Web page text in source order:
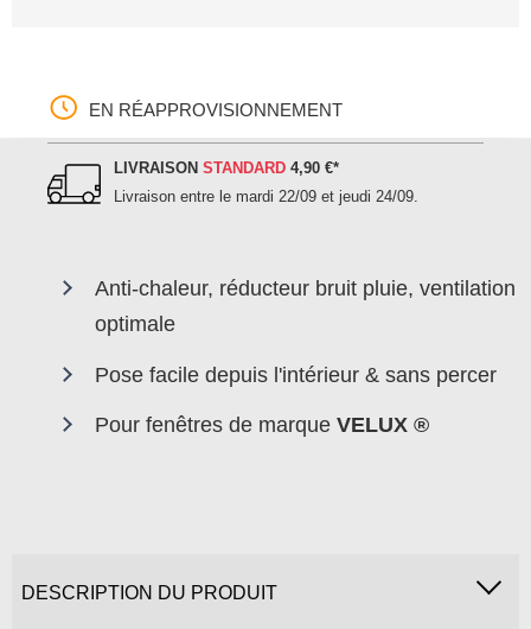
EN RÉAPPROVISIONNEMENT
LIVRAISONSTANDARD 4,90 €*
Livraison entre le mardi 22/09 et jeudi 24/09.
Anti-chaleur, réducteur bruit pluie, ventilation
optimale
Pose facile depuis l'intérieur & sans percer
Pour fenêtres de marque VELUX ®
DESCRIPTION DU PRODUIT